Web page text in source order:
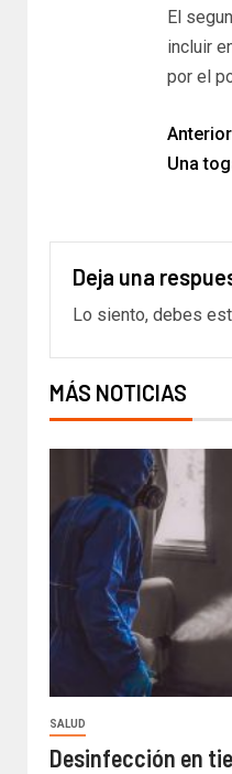
El
incluir
por el
Anterior
Una
Deja una
Lo siento, debes
MÁS NOTICIAS
SALUD
Desinfección en